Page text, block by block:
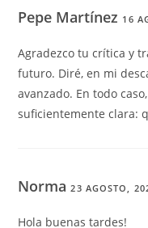
Pepe Martínez 16
Agradezco tu crítica y
futuro. Diré, en mi
avanzado. En todo
suficientemente clara:
Norma23 AGOSTO,
Hola buenas tardes!